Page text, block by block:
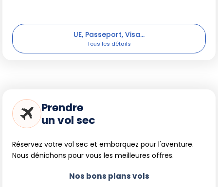
UE, Passeport, Visa...
Prendre
un vol sec
Réservez votre vol sec et embarquez pour l'aventure.
Nous dénichons pour vous les meilleures offres.
Nos bons plans vols